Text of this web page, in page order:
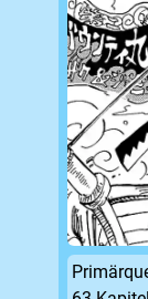
Figuren